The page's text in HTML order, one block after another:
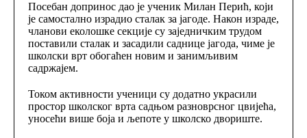
Посебан допринос дао је ученик Милан Перић, који
је самостално израдио сталак за јагоде. Након израде,
чланови еколошке секције су заједничким трудом
поставили сталак и засадили саднице јагода, чиме је
школски врт обогаћен новим и занимљивим
садржајем.
Током активности ученици су додатно украсили
простор школског врта садњом разноврсног цвијећа,
уносећи више боја и љепоте у школско двориште.